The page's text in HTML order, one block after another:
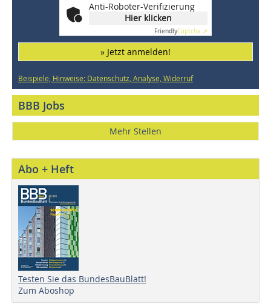
Anti-Roboter-Verifizierung
Hier klicken
FriendlyCaptcha ⇗
» Jetzt anmelden!
Beispiele, Hinweise: Datenschutz, Analyse, Widerruf
BBB Jobs
Mehr Stellen
Abo + Heft
Testen Sie das BundesBauBlatt!
Zum Aboshop